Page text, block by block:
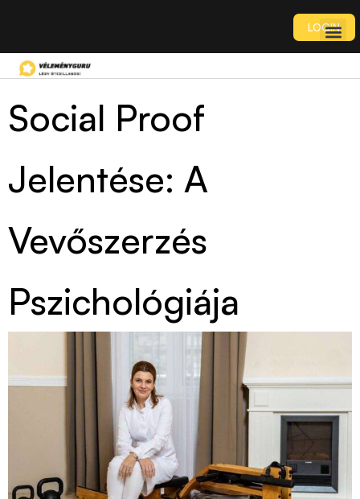
LOGIN
Social Proof
Jelentése: A
Vevőszerzés
Pszichológiája